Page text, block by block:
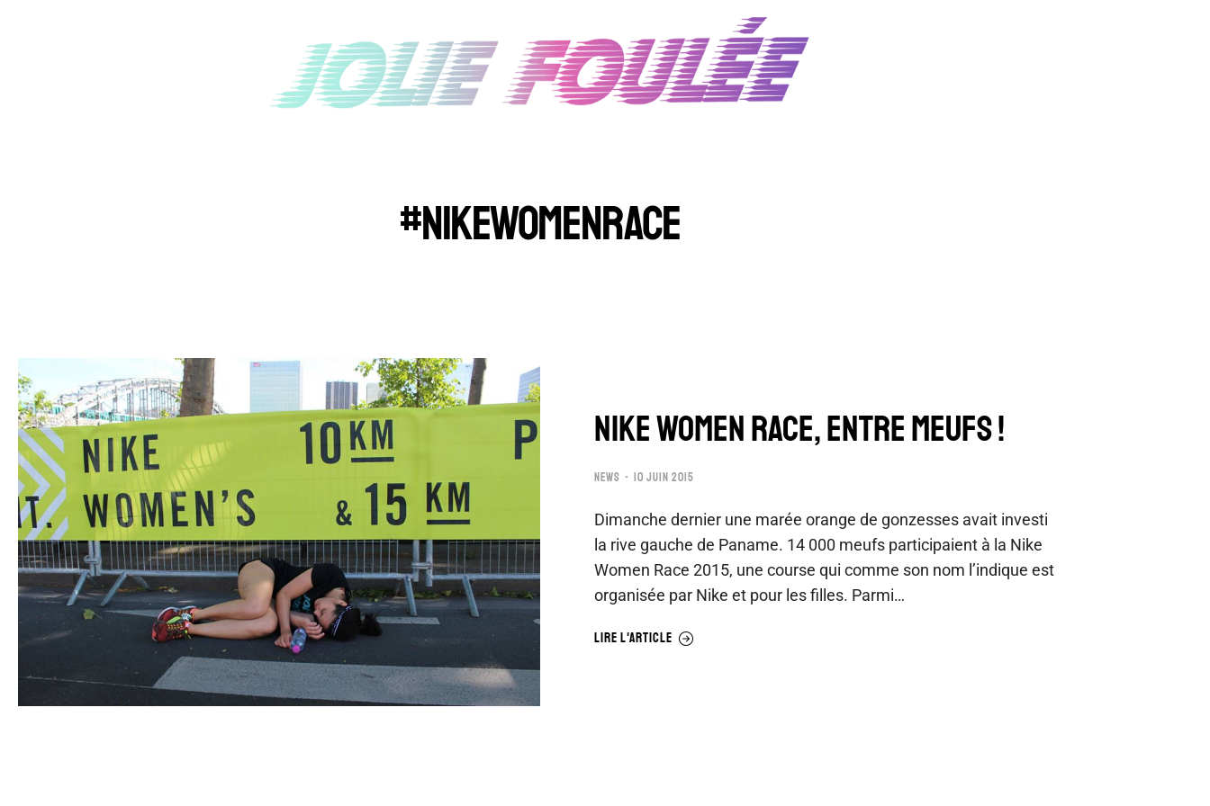
#NIKEWOMENRACE
NIKE WOMEN RACE, ENTRE MEUFS !
NEWS 10 JUIN 2015
Dimanche dernier une marée orange de gonzesses avait investi
la rive gauche de Paname. 14 000 meufs participaient à la Nike
Women Race 2015, une course qui comme son nom l’indique est
organisée par Nike et pour les filles. Parmi…
LIRE L'ARTICLE